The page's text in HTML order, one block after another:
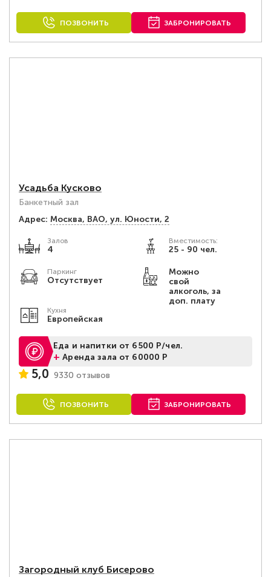
ПОЗВОНИТЬ ЗАБРОНИРОВАТЬ
Усадьба Кусково
Банкетный зал
Адрес: Москва, ВАО, ул. Юности, 2
Залов
4
Вместимость:
25 - 90 чел.
Паркинг
Отсутствует
Можно
свой
алкоголь, за
доп. плату
Кухня
Европейская
Еда и напитки от 6500 Р/чел.
+Аренда зала от 60000 Р
5,0 9330 отзывов
ПОЗВОНИТЬ ЗАБРОНИРОВАТЬ
Загородный клуб Бисерово